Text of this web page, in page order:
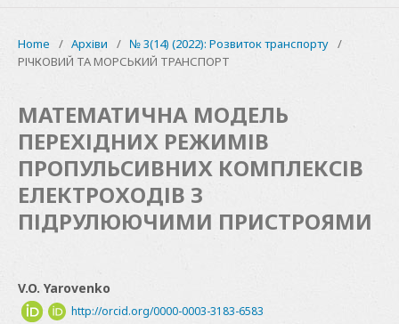
Home / Архіви / № 3(14) (2022): Розвиток транспорту /
РІЧКОВИЙ ТА МОРСЬКИЙ ТРАНСПОРТ
МАТЕМАТИЧНА МОДЕЛЬ
ПЕРЕХІДНИХ РЕЖИМІВ
ПРОПУЛЬСИВНИХ КОМПЛЕКСІВ
ЕЛЕКТРОХОДІВ З
ПІДРУЛЮЮЧИМИ ПРИСТРОЯМИ
V.O. Yarovenko
http://orcid.org/0000-0003-3183-6583